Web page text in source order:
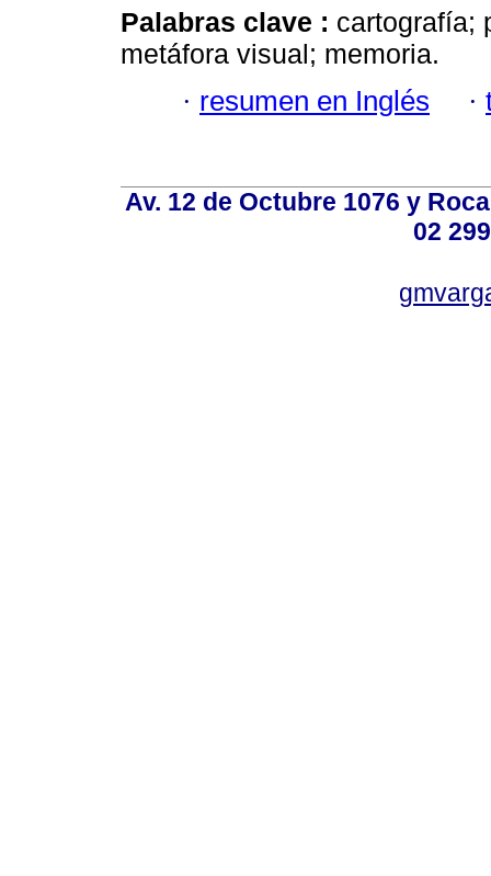
Palabras clave : cartografía;
metáfora visual; memoria.
· resumen en Inglés ·
Av. 12 de Octubre 1076 y
02